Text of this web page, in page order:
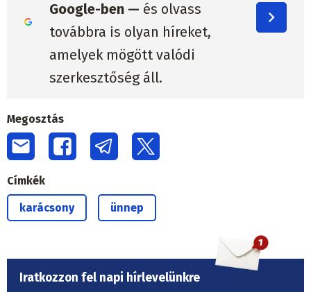
Google-ben — és olvass
továbbra is olyan híreket,
amelyek mögött valódi
szerkesztőség áll.
Megosztás
Címkék
karácsony ünnep
Iratkozzon fel napi hírlevelünkre